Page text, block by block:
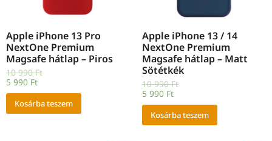
Apple iPhone 13 Pro
NextOne Premium
Magsafe hátlap – Piros
10 990Ft
5 990 Ft
Kosárba teszem
Apple iPhone 13 / 14
NextOne Premium
Magsafe hátlap – Matt
Sötétkék
10 990Ft
5 990 Ft
Kosárba teszem